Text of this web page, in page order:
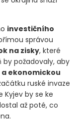
investičního
správou
na zisky, které
požadovaly, aby
ekonomickou
ruské invaze
Kyjev by se ke
až poté, co